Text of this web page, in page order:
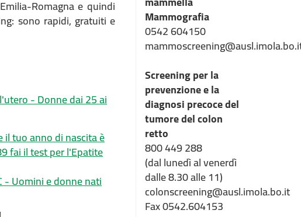
Romagna e quindi
sono rapidi, gratuiti e
- Donne dai 25 ai
- Uomini e donne nati
Mammografia
0542 604150
Screening per la
prevenzione e la
diagnosi precoce del
tumore del colon
retto
800 449 288
(dal lunedì al venerdì
dalle 8.30 alle 11)
colonscreening@ausl.imola.bo.it
Fax 0542.604153